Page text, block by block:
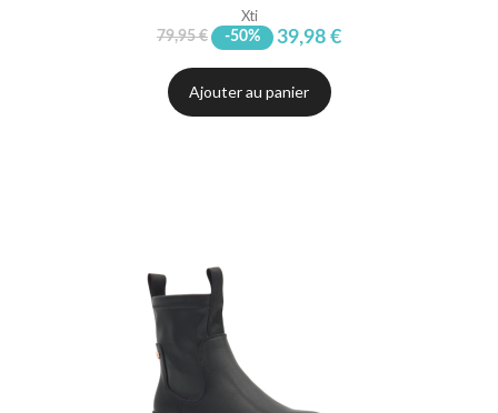
Xti
79,95 € -50% 39,98 €
Ajouter au panier